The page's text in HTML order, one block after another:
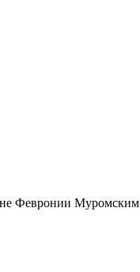
Февронии Муромским